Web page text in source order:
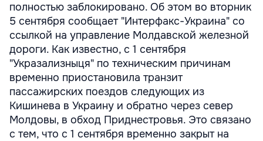
полностью заблокировано. Об этом во вторник
5 сентября сообщает "Интерфакс-Украина" со
ссылкой на управление Молдавской железной
дороги. Как известно, с 1 сентября
"Укразализныця" по техническим причинам
временно приостановила транзит
пассажирских поездов следующих из
Кишинева в Украину и обратно через север
Молдовы, в обход Приднестровья. Это связано
с тем, что с 1 сентября временно закрыт на